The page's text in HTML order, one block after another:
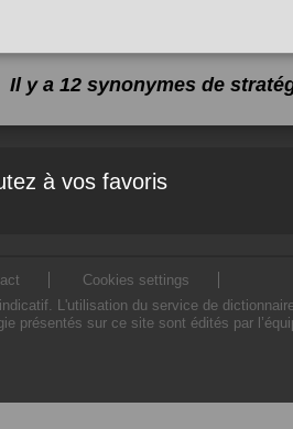
Il y a 12 synonymes de
à vos favoris
Cookies settings
L'utilisation du service de
présentés sur ce site sont édités par